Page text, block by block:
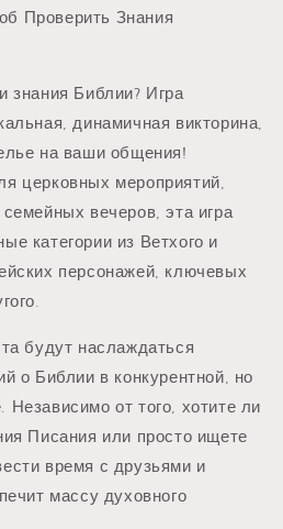
Проверить Знания
знания Библии? Игра
динамичная викторина,
на ваши общения!
церковных мероприятий,
вечеров, эта игра
категории из Ветхого и
персонажей, ключевых
будут наслаждаться
о Библии в конкурентной, но
от того, хотите ли
Писания или просто ищете
время с друзьями и
массу духовного